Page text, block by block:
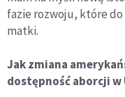
fazie rozwoju, które
matki.
Jak zmiana
dostępność aborcji w